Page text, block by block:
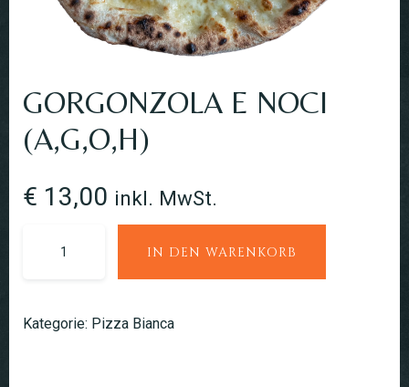
GORGONZOLA E NOCI
(A,G,O,H)
€ 13,00 inkl. MwSt.
IN DEN WARENKORB
Kategorie: Pizza Bianca